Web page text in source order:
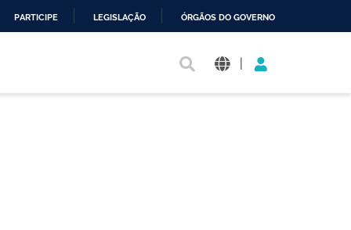
PARTICIPE LEGISLAÇÃO ÓRGÃOS DO GOVERNO
|